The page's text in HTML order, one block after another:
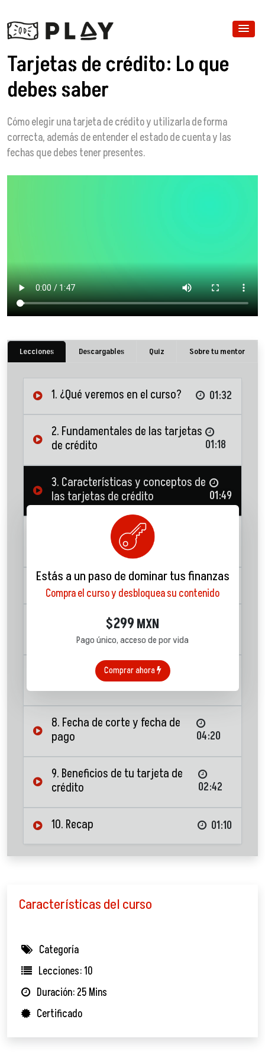
Tarjetas de crédito: Lo que
debes saber
Cómo elegir una tarjeta de crédito y utilizarla de forma
correcta, además de entender el estado de cuenta y las
fechas que debes tener presentes.
Lecciones Descargables Quiz Sobre tu mentor
1. ¿Qué veremos en el curso? 01:32
2. Fundamentales de las tarjetas
de crédito
01:18
3. Características y conceptos de
las tarjetas de crédito
01:49
4. Niveles de las tarjetas de
5. Estado de cuenta 02:44
6. ¿Cuándo usar una tarjeta de
crédito?
7. Estrategias “Totalera” y
“Poderosa”
8. Fecha de corte y fecha de
pago
04:20
9. Beneficios de tu tarjeta de
crédito
02:42
10. Recap 01:10
Estás a un paso de dominar tus finanzas
Compra el curso y desbloquea su contenido
$299 MXN
Pago único, acceso de por vida
Comprar ahora
Características del curso
Categoría
Lecciones: 10
Duración: 25 Mins
Certificado